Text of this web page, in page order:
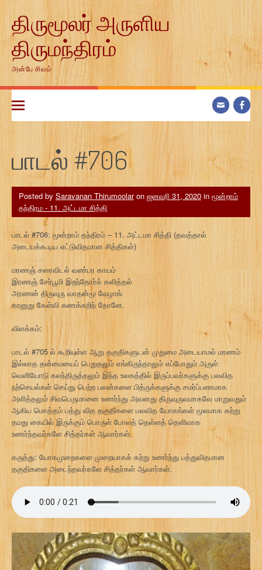
contentதிருமூலர் அருளிய
திருமந்திரம்
அன்பே சிவம்
பாடல் #706
Posted by Saravanan Thirumoolaron ஜனவரி 31, 2020 in மூன்றாம்
தந்திரம - 11. அட்டமா சித்தி
பாடல் #706: மூன்றாம் தந்திரம் – 11. அட்டமா சித்தி (தவத்தால்
அடையக்கூடிய எட்டுவிதமான சித்திகள்)
மரணஞ் சரைவிடல் வண்பர காயம்
இரணஞ் சேர்பூமி இறந்தோர்க் களித்தல்
அரணன் திருவுரு வாதன்மூ வேழாங்
கரனுறு கேள்வி கணக்கறிந் தோனே.
விளக்கம்:
பாடல் #705 ல் கூறியுள்ள ஆறு தகுதிகளுடன் முதுமை அடையாமல் மரணம்
இல்லாத தன்மையைப் பெறுதலும் எங்கிருந்தாலும் எப்போதும் அருள்
வெளியோடு கலந்திருத்தலும் இந்த உலகத்தில் இருப்பவர்களுக்கு பலவித
நற்செயல்கள் செய்து பெற்ற பலன்களை பித்ருக்களுக்கு சமர்ப்பணமாக
அளித்தலும் சிவபெருமானை உணர்ந்து அவனது திருவுருவமாகவே மாறுவதும்
ஆகிய மொத்தம் பத்து வித தகுதிகளை பலவித யோகங்கள் மூலமாக கற்று
தமது கையில் இருக்கும் பொருள் போலத் தெள்ளத் தெளிவாக
உணர்ந்தவர்களே சித்தர்கள் ஆவார்கள்.
கருத்து: யோகமுறைகளை முறையாகக் கற்று உணர்ந்து பத்துவிதமான
தகுதிகளை அடைந்தவர்களே சித்தர்கள் ஆவார்கள்.